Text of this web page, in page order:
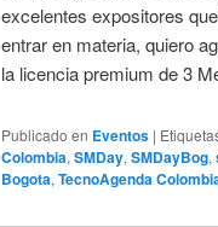
excelentes expositores
entrar en materia, quiero
la licencia premium de 3
Publicado en Eventos |
Colombia,SMDay,SMDayBog,
Bogota,TecnoAgenda